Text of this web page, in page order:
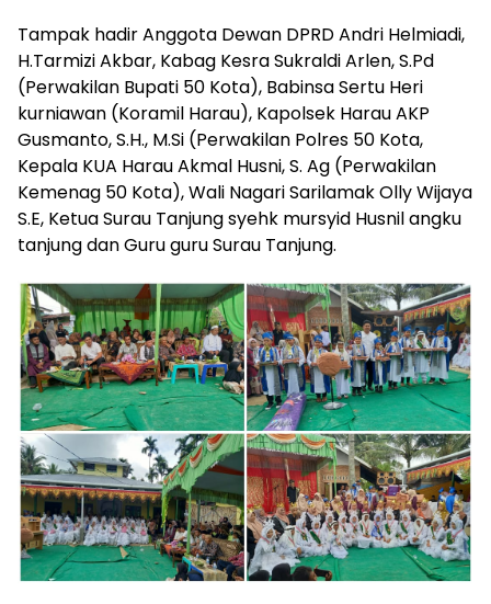
Tampak hadir Anggota Dewan DPRD Andri Helmiadi,
H.Tarmizi Akbar, Kabag Kesra Sukraldi Arlen, S.Pd
(Perwakilan Bupati 50 Kota), Babinsa Sertu Heri
kurniawan (Koramil Harau), Kapolsek Harau AKP
Gusmanto, S.H., M.Si (Perwakilan Polres 50 Kota,
Kepala KUA Harau Akmal Husni, S. Ag (Perwakilan
Kemenag 50 Kota), Wali Nagari Sarilamak Olly Wijaya
S.E, Ketua Surau Tanjung syehk mursyid Husnil angku
tanjung dan Guru guru Surau Tanjung.